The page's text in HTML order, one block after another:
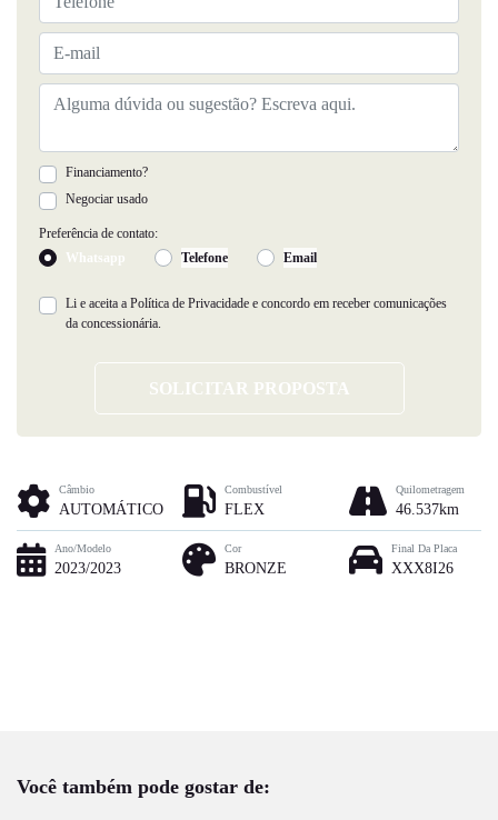
Financiamento?
Negociar usado
Preferência de contato:
Whatsapp
Telefone Email
Li e aceita a Política de Privacidade e concordo em receber comunicações
da concessionária.
SOLICITAR PROPOSTA
Câmbio
AUTOMÁTICO
Combustível
FLEX
Quilometragem
46.537km
Ano/Modelo
2023/2023
Cor
BRONZE
Final Da Placa
XXX8I26
Você também pode gostar de: